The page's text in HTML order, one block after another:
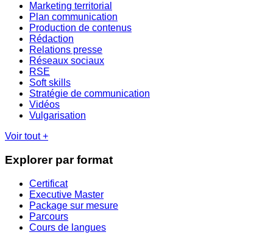
Marketing territorial
Plan communication
Production de contenus
Rédaction
Relations presse
Réseaux sociaux
RSE
Soft skills
Stratégie de communication
Vidéos
Vulgarisation
Voir tout+
Explorer par format
Certificat
Executive Master
Package sur mesure
Parcours
Cours de langues